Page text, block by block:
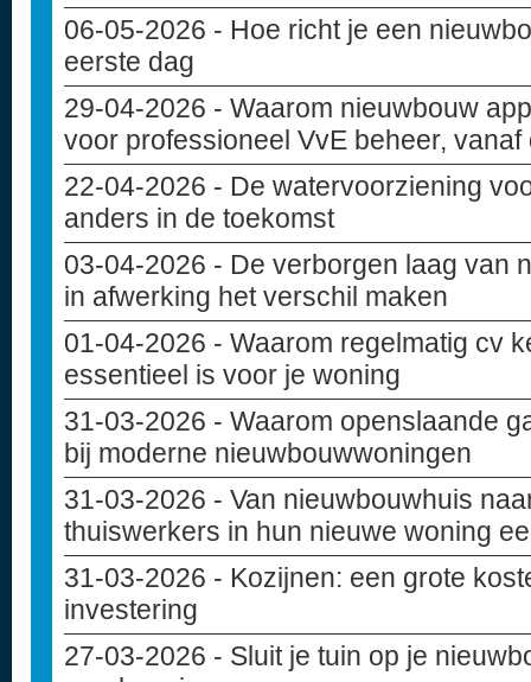
06-05-2026 - Hoe richt je een
eerste dag
29-04-2026 - Waarom nieuwbouw
voor professioneel VvE beheer, vanaf
22-04-2026 - De watervoorziening
anders in de toekomst
03-04-2026 - De verborgen laag van
in afwerking het verschil maken
01-04-2026 - Waarom regelmatig cv
essentieel is voor je woning
31-03-2026 - Waarom openslaande
bij moderne nieuwbouwwoningen
31-03-2026 - Van nieuwbouwhuis
thuiswerkers in hun nieuwe woning
31-03-2026 - Kozijnen: een grote
investering
27-03-2026 - Sluit je tuin op je